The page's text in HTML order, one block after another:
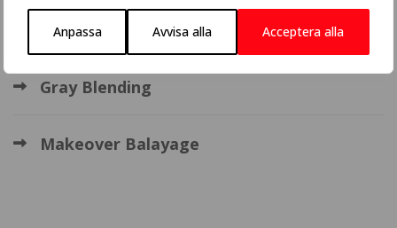
Anpassa Avvisa alla Acceptera alla
BHBD extensions
Gray Blending
Makeover Balayage